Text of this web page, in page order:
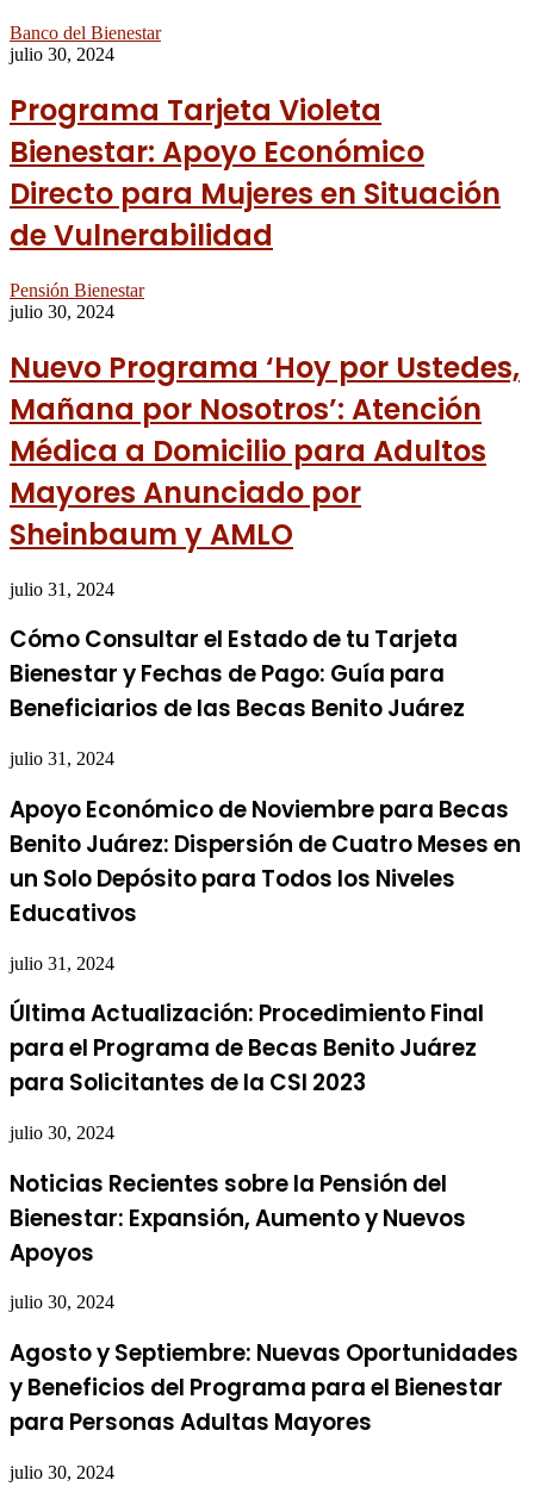
Banco del Bienestar
julio 30, 2024
Programa Tarjeta Violeta
Bienestar: Apoyo Económico
Directo para Mujeres en Situación
de Vulnerabilidad
Pensión Bienestar
julio 30, 2024
Nuevo Programa ‘Hoy por Ustedes,
Mañana por Nosotros’: Atención
Médica a Domicilio para Adultos
Mayores Anunciado por
Sheinbaum y AMLO
julio 31, 2024
Cómo Consultar el Estado de tu Tarjeta
Bienestar y Fechas de Pago: Guía para
Beneficiarios de las Becas Benito Juárez
julio 31, 2024
Apoyo Económico de Noviembre para Becas
Benito Juárez: Dispersión de Cuatro Meses en
un Solo Depósito para Todos los Niveles
Educativos
julio 31, 2024
Última Actualización: Procedimiento Final
para el Programa de Becas Benito Juárez
para Solicitantes de la CSI 2023
julio 30, 2024
Noticias Recientes sobre la Pensión del
Bienestar: Expansión, Aumento y Nuevos
Apoyos
julio 30, 2024
Agosto y Septiembre: Nuevas Oportunidades
y Beneficios del Programa para el Bienestar
para Personas Adultas Mayores
julio 30, 2024